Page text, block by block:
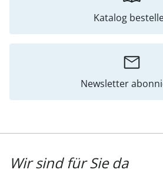
Katalog
Newsletter
Wir sind für Sie da